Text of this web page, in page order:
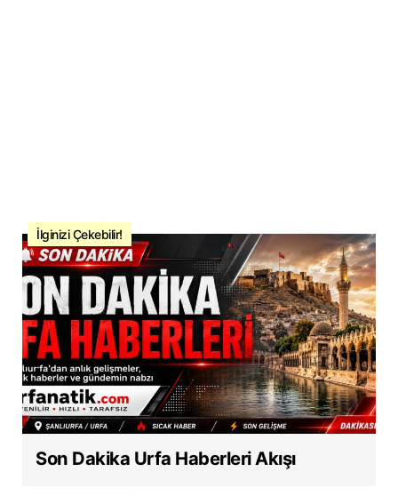
İlginizi Çekebilir!
Son Dakika Urfa Haberleri Akışı